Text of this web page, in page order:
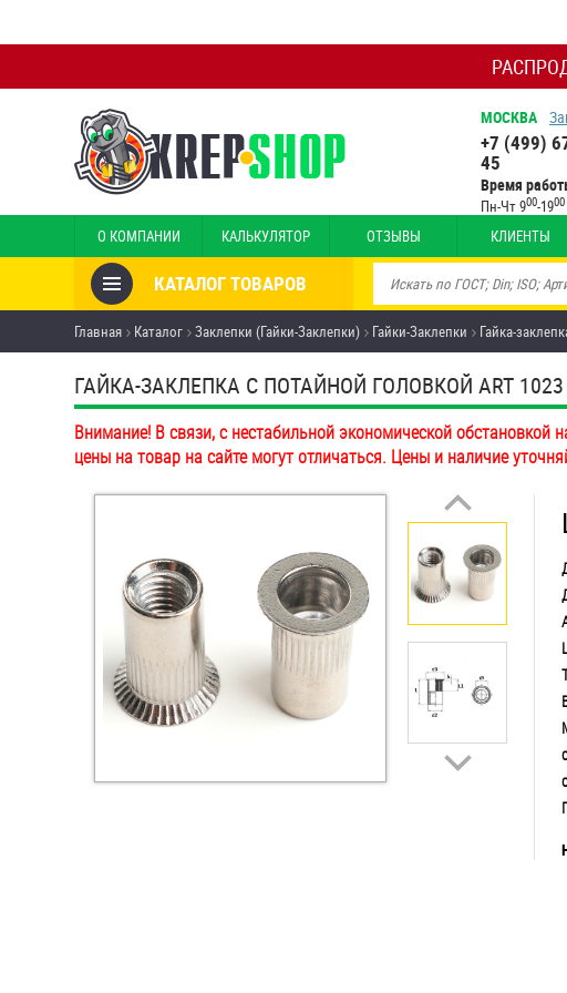
МОСКВА
+7 (499)
45
Время
Пн-Чт 900-1900
О КОМПАНИИ КАЛЬКУЛЯТОР ОТЗЫВЫ КЛИЕНТЫ
КАТАЛОГ ТОВАРОВ
Товары со скидкой
Анкеры
Антивандальный крепёж,
инструмент
Болты и винты
Гайки
Дюбели
Дюймовый крепёж
Заклепки (Гайки-Заклепки)
Главная Каталог Заклепки (Гайки-Заклепки) Гайки-Заклепки Гайка-
ГАЙКА-ЗАКЛЕПКА С ПОТАЙНОЙ ГОЛОВКОЙ ART
Внимание! В связи, с нестабильной экономической обстановкой
цены на товар на сайте могут отличаться. Цены и наличие